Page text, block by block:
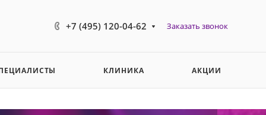
+7 (495) 120-04-62 Заказать звонок
КЛИНИКА АКЦИИ